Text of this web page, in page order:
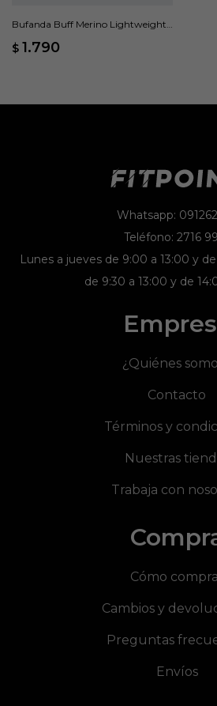
Bufanda Buff Merino Lightweight
$ 1.790
Whatsapp:
Teléfono: 2716
Lunes a jueves de 9:00 a 13:00 y
de 9:30 a 13:00 y de
¿Quiénes
Contacto
Términos y
Nuestras
Trabaja con
Cómo
Cambios y
Preguntas
Envíos